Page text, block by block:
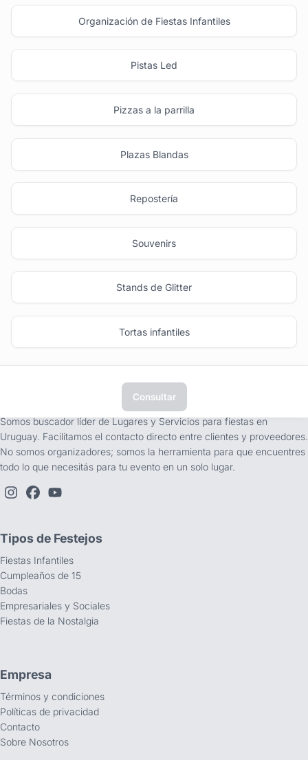
Organización de Fiestas Infantiles
Pistas Led
Pizzas a la parrilla
Plazas Blandas
Repostería
Souvenirs
Stands de Glitter
Tortas infantiles
Consultar
Somos buscador líder de Lugares y Servicios para fiestas en
Uruguay. Facilitamos el contacto directo entre clientes y proveedores.
No somos organizadores; somos la herramienta para que encuentres
todo lo que necesitás para tu evento en un solo lugar.
Tipos de Festejos
Fiestas Infantiles
Cumpleaños de 15
Bodas
Empresariales y Sociales
Fiestas de la Nostalgia
Empresa
Términos y condiciones
Políticas de privacidad
Contacto
Sobre Nosotros